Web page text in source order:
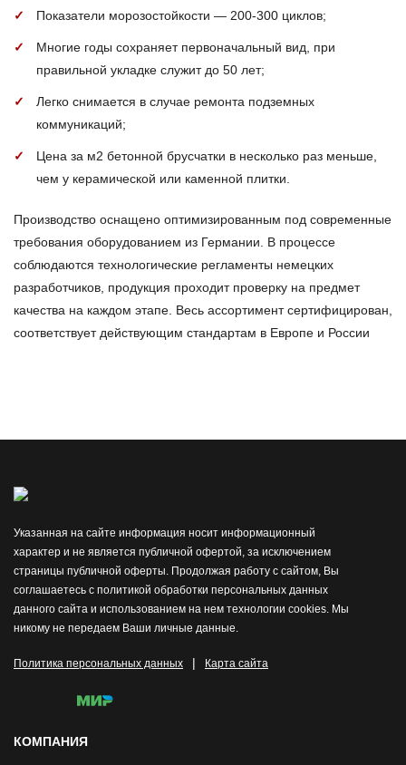
Показатели морозостойкости — 200-300 циклов;
Многие годы сохраняет первоначальный вид, при
правильной укладке служит до 50 лет;
Легко снимается в случае ремонта подземных
коммуникаций;
Цена за м2 бетонной брусчатки в несколько раз меньше,
чем у керамической или каменной плитки.
Производство оснащено оптимизированным под современные
требования оборудованием из Германии. В процессе
соблюдаются технологические регламенты немецких
разработчиков, продукция проходит проверку на предмет
качества на каждом этапе. Весь ассортимент сертифицирован,
соответствует действующим стандартам в Европе и России
Указанная на сайте информация носит информационный
характер и не является публичной офертой, за исключением
страницы публичной оферты. Продолжая работу с сайтом, Вы
соглашаетесь с политикой обработки персональных данных
данного сайта и использованием на нем технологии cookies. Мы
никому не передаем Ваши личные данные.
Политика персональных данных | Карта сайта
КОМПАНИЯ